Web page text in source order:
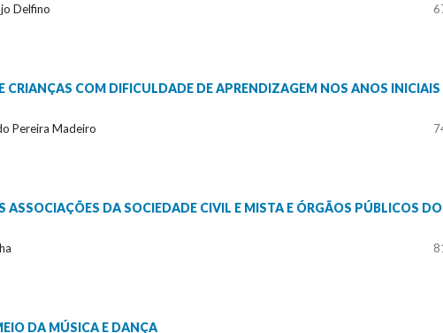
Delfino
CRIANÇAS COM DIFICULDADE DE APRENDIZAGEM NOS ANOS
Pereira Madeiro
DA SOCIEDADE CIVIL E MISTA E ÓRGÃOS PÚBLICOS DO
DA MÚSICA E DANÇA